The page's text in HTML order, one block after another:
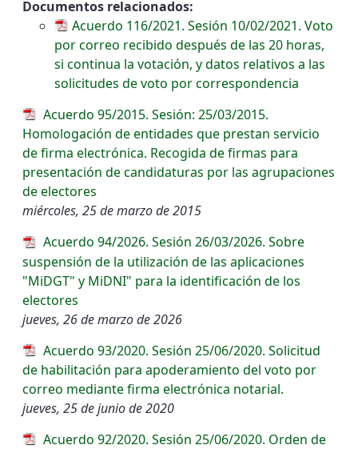
Documentos relacionados:
Acuerdo 116/2021. Sesión 10/02/2021. Voto
por correo recibido después de las 20 horas,
si continua la votación, y datos relativos a las
solicitudes de voto por correspondencia
Acuerdo 95/2015. Sesión: 25/03/2015.
Homologación de entidades que prestan servicio
de firma electrónica. Recogida de firmas para
presentación de candidaturas por las agrupaciones
de electores
miércoles, 25 de marzo de 2015
Acuerdo 94/2026. Sesión 26/03/2026. Sobre
suspensión de la utilización de las aplicaciones
"MiDGT" y MiDNI" para la identificación de los
electores
jueves, 26 de marzo de 2026
Acuerdo 93/2020. Sesión 25/06/2020. Solicitud
de habilitación para apoderamiento del voto por
correo mediante firma electrónica notarial.
jueves, 25 de junio de 2020
Acuerdo 92/2020. Sesión 25/06/2020. Orden de